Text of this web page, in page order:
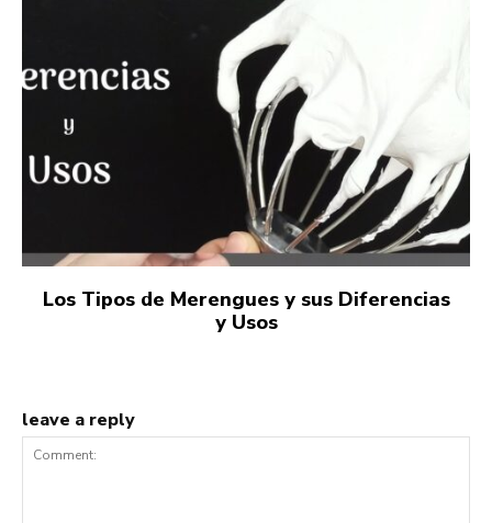
Los Tipos de Merengues y sus Diferencias
y Usos
leave a reply